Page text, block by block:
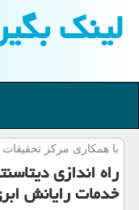
لینك
با همكاری مركز تحقیقات
راه اندازی
خدمات رایانش